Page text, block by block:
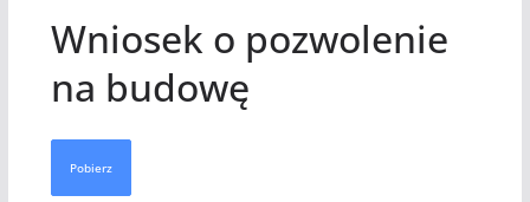
Wniosek o pozwolenie
na budowę
Pobierz